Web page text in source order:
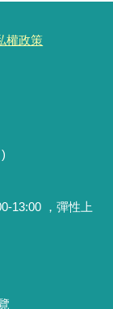
權政策
)
13:00 ，彈性上